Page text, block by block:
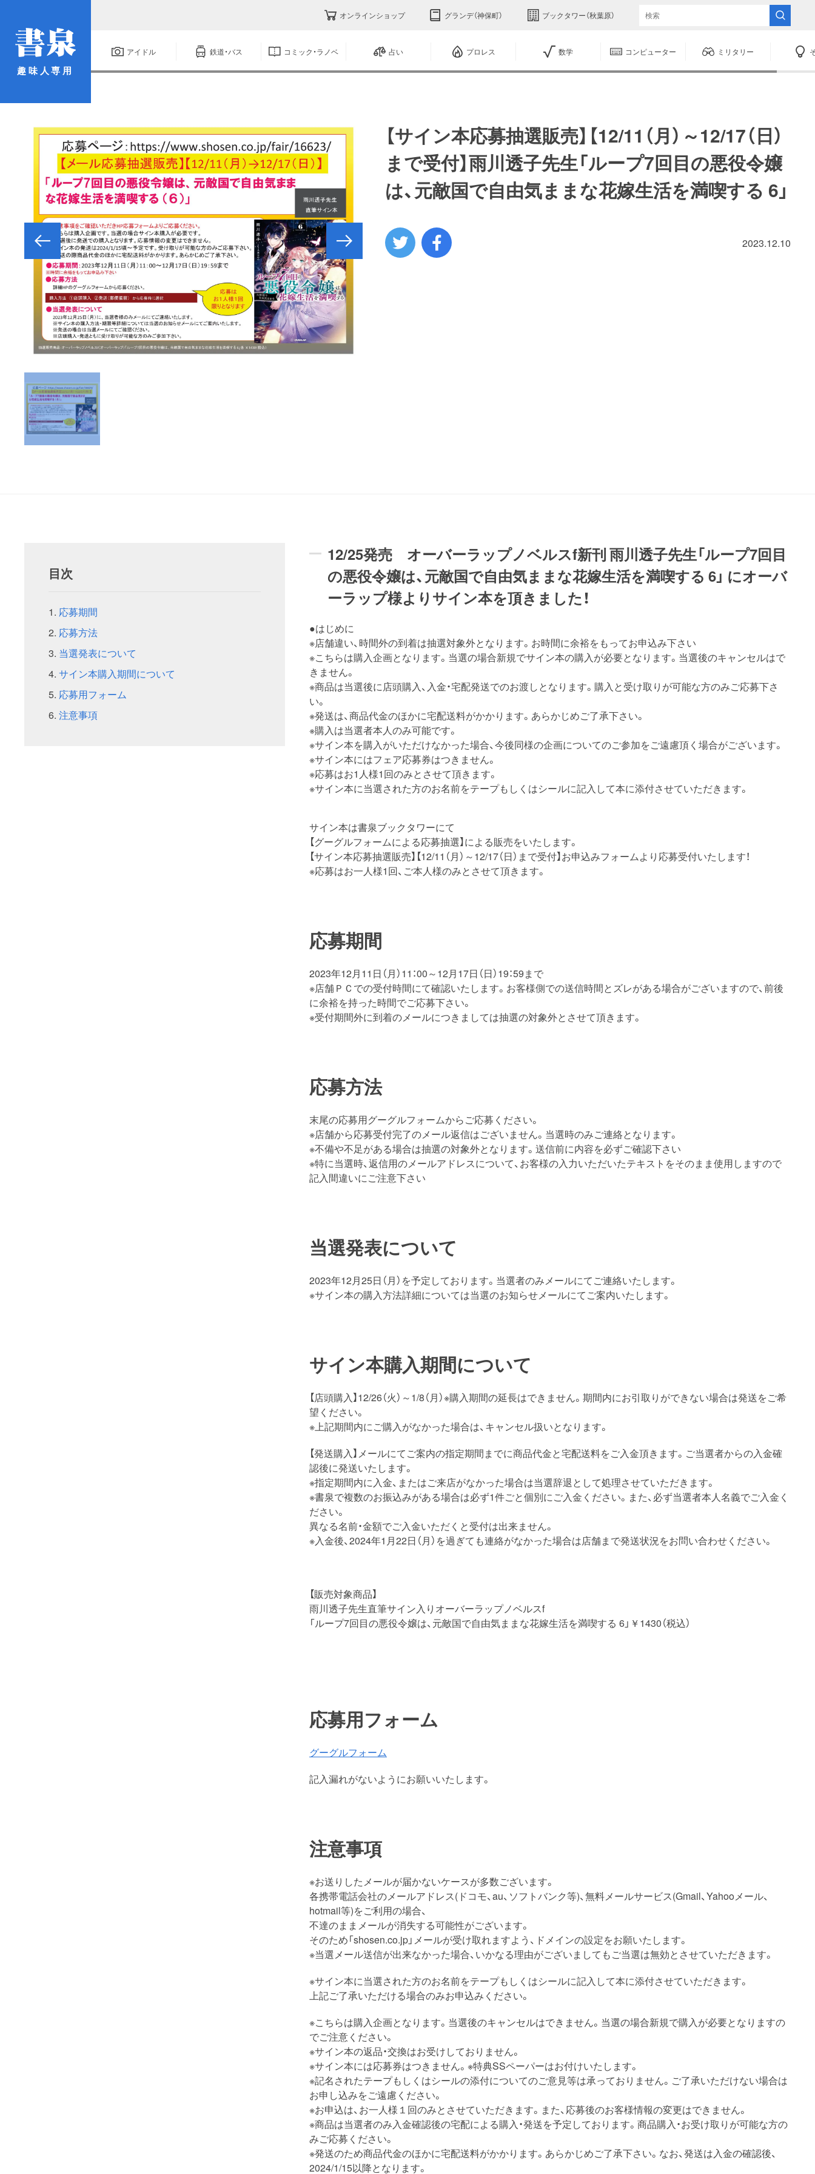
趣味人専用
オンラインショップ グランデ（神保町） ブックタワー（秋葉原）
アイドル 鉄道・バス コミック・ラノベ 占い プロレス 数学 コンピューター ミリタリー
【サイン本応募抽選販売】【12/11（月）～12/17（日）
まで受付】雨川透子先生「ループ7回目の悪役令嬢
は、元敵国で自由気ままな花嫁生活を満喫する 6」
2023.12.10
目次
応募期間
応募方法
当選発表について
サイン本購入期間について
応募用フォーム
注意事項
12/25発売 オーバーラップノベルスf新刊 雨川透子先生「ループ7回目
の悪役令嬢は、元敵国で自由気ままな花嫁生活を満喫する 6」 にオーバ
ーラップ様よりサイン本を頂きました！
●はじめに
※店舗違い、時間外の到着は抽選対象外となります。お時間に余裕をもってお申込み下さい
※こちらは購入企画となります。当選の場合新規でサイン本の購入が必要となります。当選後のキャンセルはで
きません。
※商品は当選後に店頭購入、入金・宅配発送でのお渡しとなります。購入と受け取りが可能な方のみご応募下さ
い。
※発送は、商品代金のほかに宅配送料がかかります。あらかじめご了承下さい。
※購入は当選者本人のみ可能です。
※サイン本を購入がいただけなかった場合、今後同様の企画についてのご参加をご遠慮頂く場合がございます。
※サイン本にはフェア応募券はつきません。
※応募はお1人様1回のみとさせて頂きます。
※サイン本に当選された方のお名前をテープもしくはシールに記入して本に添付させていただきます。
サイン本は書泉ブックタワーにて
【グーグルフォームによる応募抽選】による販売をいたします。
【サイン本応募抽選販売】【12/11（月）～12/17（日）まで受付】お申込みフォームより応募受付いたします！
※応募はお一人様1回、ご本人様のみとさせて頂きます。
応募期間
2023年12月11日（月）11：00～12月17日（日）19：59まで
※店舗ＰＣでの受付時間にて確認いたします。お客様側での送信時間とズレがある場合がございますので、前後
に余裕を持った時間でご応募下さい。
※受付期間外に到着のメールにつきましては抽選の対象外とさせて頂きます。
応募方法
末尾の応募用グーグルフォームからご応募ください。
※店舗から応募受付完了のメール返信はございません。当選時のみご連絡となります。
※不備や不足がある場合は抽選の対象外となります。送信前に内容を必ずご確認下さい
※特に当選時、返信用のメールアドレスについて、お客様の入力いただいたテキストをそのまま使用しますので
記入間違いにご注意下さい
当選発表について
2023年12月25日（月）を予定しております。当選者のみメールにてご連絡いたします。
※サイン本の購入方法詳細については当選のお知らせメールにてご案内いたします。
サイン本購入期間について
【店頭購入】12/26（火）～1/8（月）※購入期間の延長はできません。期間内にお引取りができない場合は発送をご希
望ください。
※上記期間内にご購入がなかった場合は、キャンセル扱いとなります。
【発送購入】メールにてご案内の指定期間までに商品代金と宅配送料をご入金頂きます。ご当選者からの入金確
認後に発送いたします。
※指定期間内に入金、またはご来店がなかった場合は当選辞退として処理させていただきます。
※書泉で複数のお振込みがある場合は必ず1件ごと個別にご入金ください。また、必ず当選者本人名義でご入金く
ださい。
異なる名前・金額でご入金いただくと受付は出来ません。
※入金後、2024年1月22日（月）を過ぎても連絡がなかった場合は店舗まで発送状況をお問い合わせください。
【販売対象商品】
雨川透子先生直筆サイン入りオーバーラップノベルスf
「ループ7回目の悪役令嬢は、元敵国で自由気ままな花嫁生活を満喫する 6」￥1430（税込）
応募用フォーム
グーグルフォーム
記入漏れがないようにお願いいたします。
注意事項
※お送りしたメールが届かないケースが多数ございます。
各携帯電話会社のメールアドレス(ドコモ、au、ソフトバンク等)、無料メールサービス(Gmail、Yahooメール、
hotmail等)をご利用の場合、
不達のままメールが消失する可能性がございます。
そのため「shosen.co.jp」メールが受け取れますよう、ドメインの設定をお願いたします。
※当選メール送信が出来なかった場合、いかなる理由がございましてもご当選は無効とさせていただきます。
※サイン本に当選された方のお名前をテープもしくはシールに記入して本に添付させていただきます。
上記ご了承いただける場合のみお申込みください。
※こちらは購入企画となります。当選後のキャンセルはできません。当選の場合新規で購入が必要となりますの
でご注意ください。
※サイン本の返品・交換はお受けしておりません。
※サイン本には応募券はつきません。※特典SSペーパーはお付けいたします。
※記名されたテープもしくはシールの添付についてのご意見等は承っておりません。ご了承いただけない場合は
お申し込みをご遠慮ください。
※お申込は、お一人様１回のみとさせていただきます。また、応募後のお客様情報の変更はできません。
※商品は当選者のみ入金確認後の宅配による購入・発送を予定しております。商品購入・お受け取りが可能な方の
みご応募ください。
※発送のため商品代金のほかに宅配送料がかかります。あらかじめご了承下さい。なお、発送は入金の確認後、
2024/1/15以降となります。